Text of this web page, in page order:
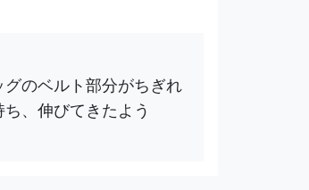
のベルト部分がちぎれ
、伸びてきたよう